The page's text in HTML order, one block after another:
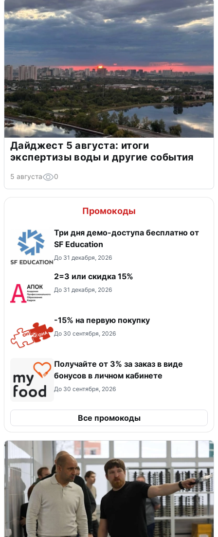
Дайджест 5 августа: итоги
экспертизы воды и другие события
5 августа 0
Промокоды
Три дня демо-доступа бесплатно от
SF Education
До 31 декабря, 2026
2=3 или скидка 15%
До 31 декабря, 2026
-15% на первую покупку
До 30 сентября, 2026
Получайте от 3% за заказ в виде
бонусов в личном кабинете
До 30 сентября, 2026
Все промокоды